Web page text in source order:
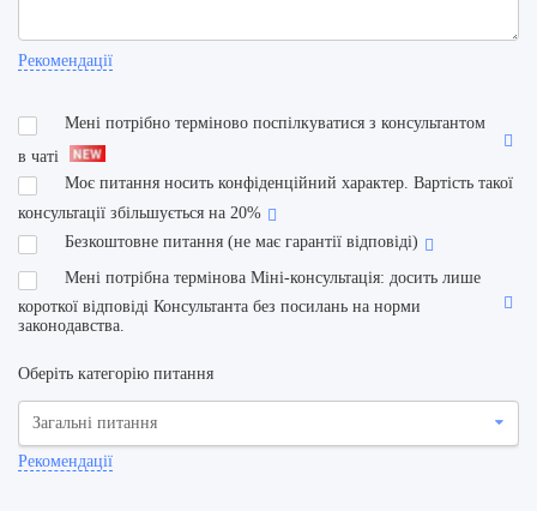
Рекомендації
Мені потрібно терміново поспілкуватися з консультантом
в чаті
Моє питання носить конфіденційний характер. Вартість такої
консультації збільшується на 20%
Безкоштовне питання (не має гарантії відповіді)
Мені потрібна термінова Міні-консультація: досить лише
короткої відповіді Консультанта без посилань на норми
законодавства.
Оберіть категорію питання
Загальні питання
Рекомендації